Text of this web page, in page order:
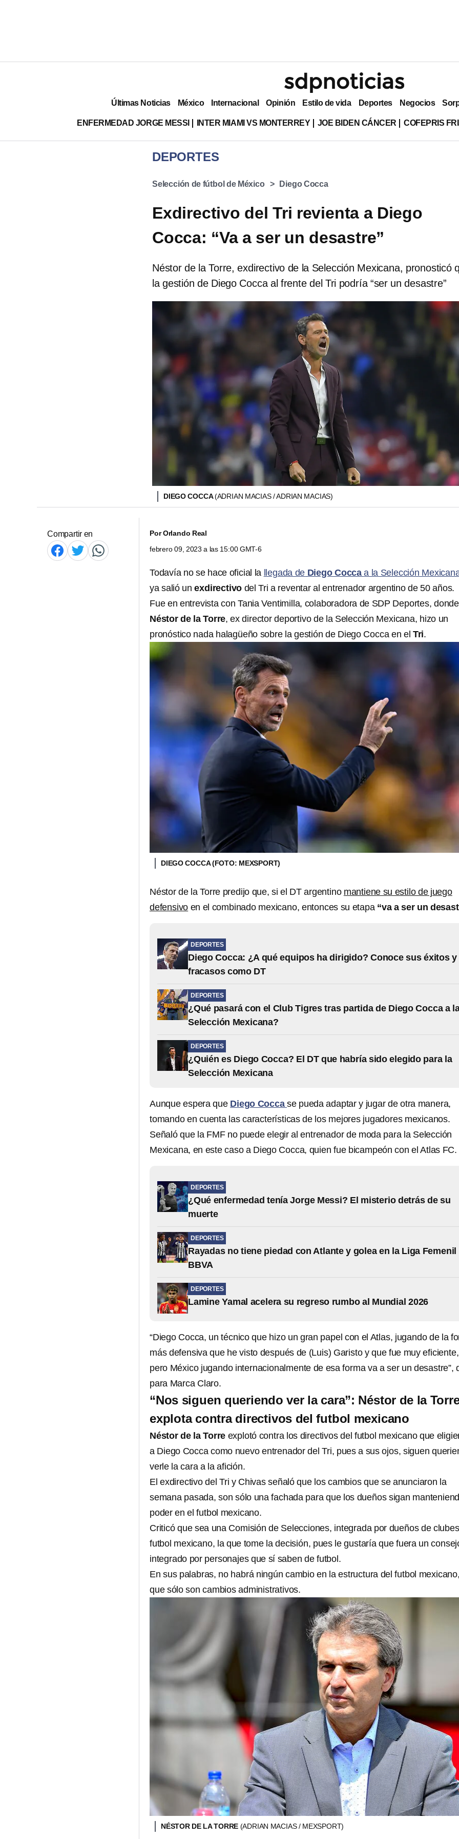
Últimas Noticias México Internacional Opinión Estilo de vida Deportes Negocios
ENFERMEDAD JORGE MESSI INTER MIAMI VS MONTERREY JOE BIDEN CÁNCER COFEPRIS
DEPORTES
Selección de fútbol de México Diego Cocca
Exdirectivo del Tri revienta a Diego
Cocca: “Va a ser un desastre”
Néstor de la Torre, exdirectivo de la Selección Mexicana, pronosticó
la gestión de Diego Cocca al frente del Tri podría “ser un desastre”
DIEGO COCCA(ADRIAN MACIAS / ADRIAN MACIAS)
Compartir en PorOrlando Real
febrero 09, 2023 a las 15:00 GMT-6
Todavía no se hace oficial la llegada de Diego Coccaa la Selección
ya salió unexdirectivo del Tri a reventar al entrenador argentino de 50 años.
Fue en entrevista con Tania Ventimilla, colaboradora de SDP Deportes, donde
Néstor de la Torre, ex director deportivo de la Selección Mexicana, hizo un
pronóstico nada halagüeño sobre la gestión de Diego Cocca en el Tri.
DIEGO COCCA (FOTO: MEXSPORT)
Néstor de la Torre predijo que, si el DT argentino mantiene su estilo de juego
defensivo en el combinado mexicano, entonces su etapa “va a ser un
DEPORTES
Diego Cocca: ¿A qué equipos ha dirigido? Conoce sus éxitos y
fracasos como DT
DEPORTES
¿Qué pasará con el Club Tigres tras partida de Diego Cocca a
Selección Mexicana?
DEPORTES
¿Quién es Diego Cocca? El DT que habría sido elegido para la
Selección Mexicana
Aunque espera que Diego Coccase pueda adaptar y jugar de otra manera,
tomando en cuenta las características de los mejores jugadores mexicanos.
Señaló que la FMF no puede elegir al entrenador de moda para la Selección
Mexicana, en este caso a Diego Cocca, quien fue bicampeón con el Atlas FC.
DEPORTES
¿Qué enfermedad tenía Jorge Messi? El misterio detrás de su
muerte
DEPORTES
Rayadas no tiene piedad con Atlante y golea en la Liga Femenil
BBVA
DEPORTES
Lamine Yamal acelera su regreso rumbo al Mundial 2026
“Diego Cocca, un técnico que hizo un gran papel con el Atlas, jugando de la
más defensiva que he visto después de (Luis) Garisto y que fue muy eficiente,
pero México jugando internacionalmente de esa forma va a ser un desastre”,
para Marca Claro.
“Nos siguen queriendo ver la cara”: Néstor de la
explota contra directivos del futbol mexicano
Néstor de la Torre explotó contra los directivos del futbol mexicano que
a Diego Cocca como nuevo entrenador del Tri, pues a sus ojos, siguen
verle la cara a la afición.
El exdirectivo del Tri y Chivas señaló que los cambios que se anunciaron la
semana pasada, son sólo una fachada para que los dueños sigan
poder en el futbol mexicano.
Criticó que sea una Comisión de Selecciones, integrada por dueños de
futbol mexicano, la que tome la decisión, pues le gustaría que fuera un
integrado por personajes que sí saben de futbol.
En sus palabras, no habrá ningún cambio en la estructura del futbol
que sólo son cambios administrativos.
NÉSTOR DE LA TORRE (ADRIAN MACIAS / MEXSPORT)